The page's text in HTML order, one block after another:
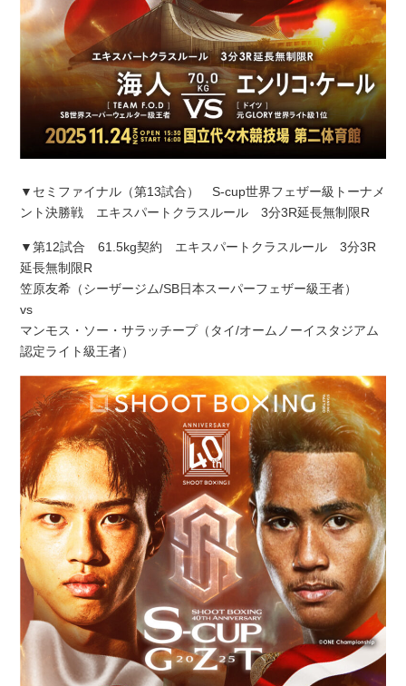
▼セミファイナル（第13試合） S-cup世界フェザー級トーナメ
ント決勝戦 エキスパートクラスルール 3分3R延長無制限R
▼第12試合 61.5kg契約 エキスパートクラスルール 3分3R
延長無制限R
笠原友希（シーザージム/SB日本スーパーフェザー級王者）
vs
マンモス・ソー・サラッチープ（タイ/オームノーイスタジアム
認定ライト級王者）